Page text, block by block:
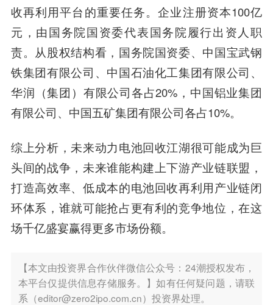
收再利用平台的重要任务。企业注册资本100亿
元，由国务院国资委代表国务院履行出资人职
责。从股权结构看，国务院国资委、中国宝武钢
铁集团有限公司、中国石油化工集团有限公司、
华润（集团）有限公司各占20%，中国铝业集团
有限公司、中国五矿集团有限公司各占10%。
综上分析，未来动力电池回收江湖很可能成为巨
头间的战争，未来谁能构建上下游产业链联盟，
打造高效率、低成本的电池回收再利用产业链闭
环体系，谁就可能抢占更有利的竞争地位，在这
场千亿盛宴赢得更多市场份额。
【本文由投资界合作伙伴微信公众号：24潮授权发布，
本平台仅提供信息存储服务。】如有任何疑问题，请联
系（editor@zero2ipo.com.cn）投资界处理。